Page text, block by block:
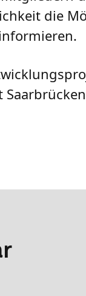
die